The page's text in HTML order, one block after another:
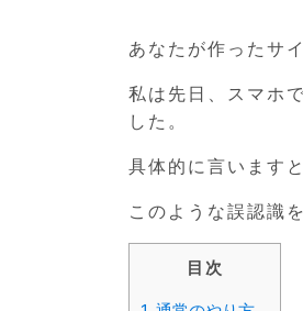
あなたが作ったサ
私は先日、スマホ
した。
具体的に言います
このような誤認識
目次